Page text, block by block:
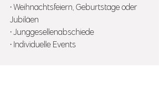
• Weihnachtsfeiern, Geburtstage oder
Jubiläen
• Junggesellenabschiede
• Individuelle Events